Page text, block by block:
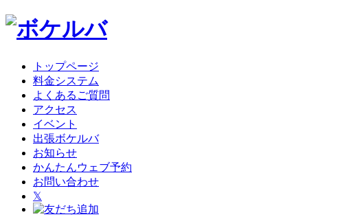
トップページ
料金システム
よくあるご質問
アクセス
イベント
出張ボケルバ
お知らせ
かんたんウェブ予約
お問い合わせ
𝕏